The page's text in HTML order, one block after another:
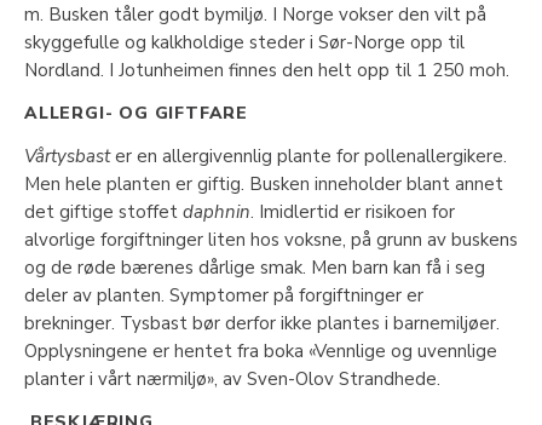
m. Busken tåler godt bymiljø. I Norge vokser den vilt på
skyggefulle og kalkholdige steder i Sør-Norge opp til
Nordland. I Jotunheimen finnes den helt opp til 1 250 moh.
ALLERGI- OG GIFTFARE
Vårtysbaster en allergivennlig plante for pollenallergikere.
Men hele planten er giftig. Busken inneholder blant annet
det giftige stoffet daphnin. Imidlertid er risikoen for
alvorlige forgiftninger liten hos voksne, på grunn av buskens
og de røde bærenes dårlige smak. Men barn kan få i seg
deler av planten. Symptomer på forgiftninger er
brekninger. Tysbast bør derfor ikke plantes i barnemiljøer.
Opplysningene er hentet fra boka «Vennlige og uvennlige
planter i vårt nærmiljø», av Sven-Olov Strandhede.